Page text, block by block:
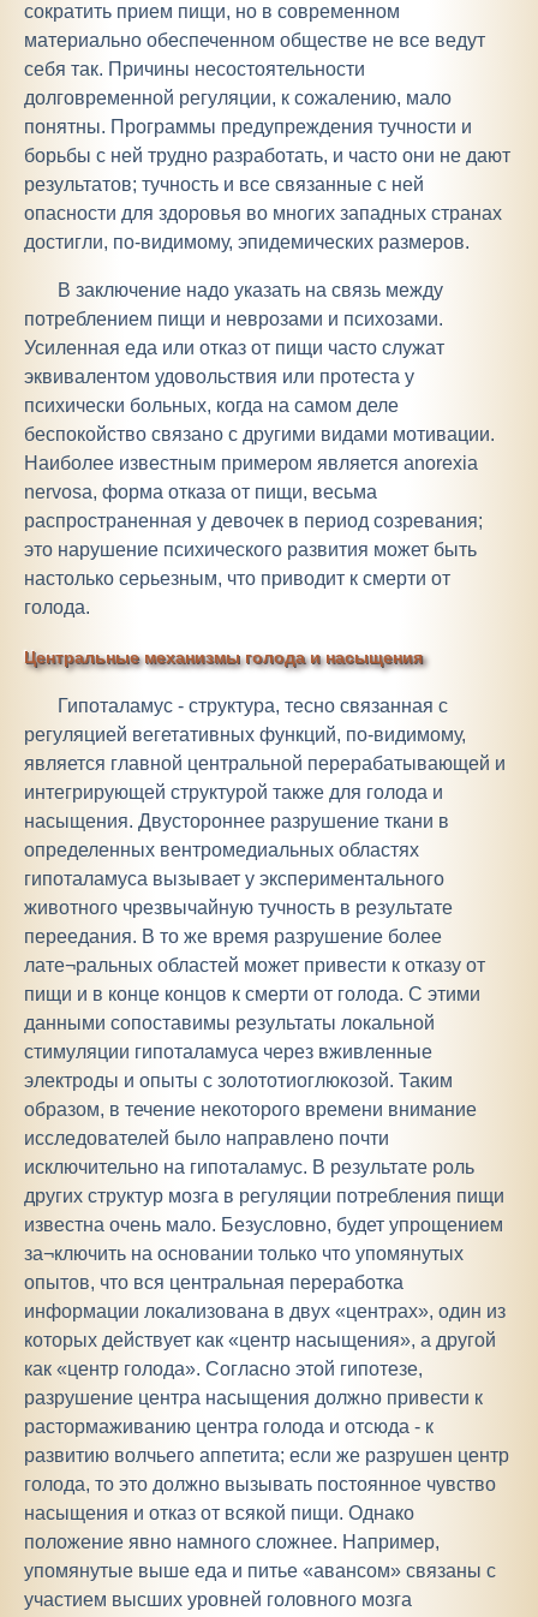
сократить прием пищи, но в современном
материально обеспеченном обществе не все ведут
себя так. Причины несостоятельности
долговременной регуляции, к сожалению, мало
понятны. Программы предупреждения тучности и
борьбы с ней трудно разработать, и часто они не дают
результатов; тучность и все связанные с ней
опасности для здоровья во многих западных странах
достигли, по-видимому, эпидемических размеров.
В заключение надо указать на связь между
потреблением пищи и неврозами и психозами.
Усиленная еда или отказ от пищи часто служат
эквивалентом удовольствия или протеста у
психически больных, когда на самом деле
беспокойство связано с другими видами мотивации.
Наиболее известным примером является anorexia
nervosa, форма отказа от пищи, весьма
распространенная у девочек в период созревания;
это нарушение психического развития может быть
настолько серьезным, что приводит к смерти от
голода.
Центральные механизмы голода и насыщения
Гипоталамус - структура, тесно связанная с
регуляцией вегетативных функций, по-видимому,
является главной центральной перерабатывающей и
интегрирующей структурой также для голода и
насыщения. Двустороннее разрушение ткани в
определенных вентромедиальных областях
гипоталамуса вызывает у экспериментального
животного чрезвычайную тучность в результате
переедания. В то же время разрушение более
лате¬ральных областей может привести к отказу от
пищи и в конце концов к смерти от голода. С этими
данными сопоставимы результаты локальной
стимуляции гипоталамуса через вживленные
электроды и опыты с золототиоглюкозой. Таким
образом, в течение некоторого времени внимание
исследователей было направлено почти
исключительно на гипоталамус. В результате роль
других структур мозга в регуляции потребления пищи
известна очень мало. Безусловно, будет упрощением
за¬ключить на основании только что упомянутых
опытов, что вся центральная переработка
информации локализована в двух «центрах», один из
которых действует как «центр насыщения», а другой
как «центр голода». Согласно этой гипотезе,
разрушение центра насыщения должно привести к
растормаживанию центра голода и отсюда - к
развитию волчьего аппетита; если же разрушен центр
голода, то это должно вызывать постоянное чувство
насыщения и отказ от всякой пищи. Однако
положение явно намного сложнее. Например,
упомянутые выше еда и питье «авансом» связаны с
участием высших уровней головного мозга